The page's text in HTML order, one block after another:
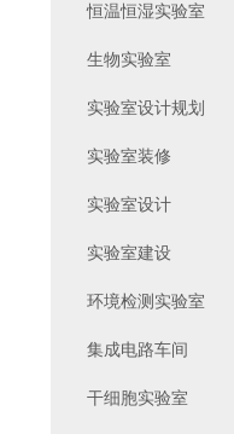
恒温恒湿实验室
生物实验室
实验室设计规划
实验室装修
实验室设计
实验室建设
环境检测实验室
集成电路车间
干细胞实验室